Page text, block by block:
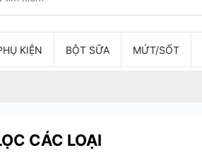
KIỆN BỘT SỮA MỨT/SỐT
CÁC LOẠI